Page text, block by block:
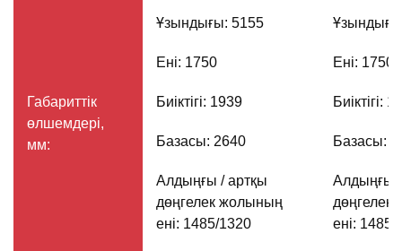
Габариттік
өлшемдері,
мм:
Ұзындығы: 5155
Ені: 1750 Ені: 1750
Биіктігі: 1939 Биіктігі:
Базасы: 2640 Базасы:
Алдыңғы / артқы
дөңгелек жолының
ені: 1485/1320
Алдыңғы
ені: 1485/